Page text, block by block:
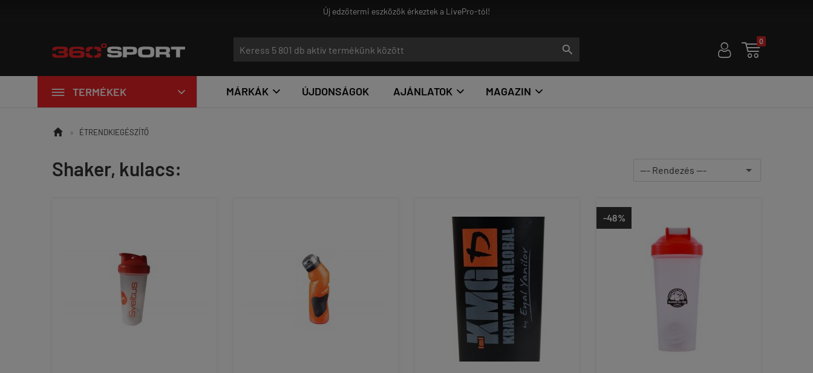
Új edzőtermi eszközök érkeztek a LivePro-tól!
S U 
0
 TERMÉKEK  MÁRKÁK  ÚJDONSÁGOK AJÁNLATOK  MAGAZIN 
 » ÉTRENDKIEGÉSZÍTŐ
Shaker, kulacs:
-48%